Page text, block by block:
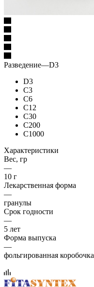
Разведение—D3
D3
C3
C6
C12
C30
C200
C1000
Характеристики
Вес, гр
—
10 г
Лекарственная форма
—
гранулы
Срок годности
—
5 лет
Форма выпуска
—
фольгированная коробочка